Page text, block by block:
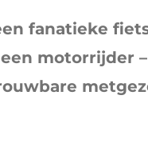
fanatieke
motorrijder